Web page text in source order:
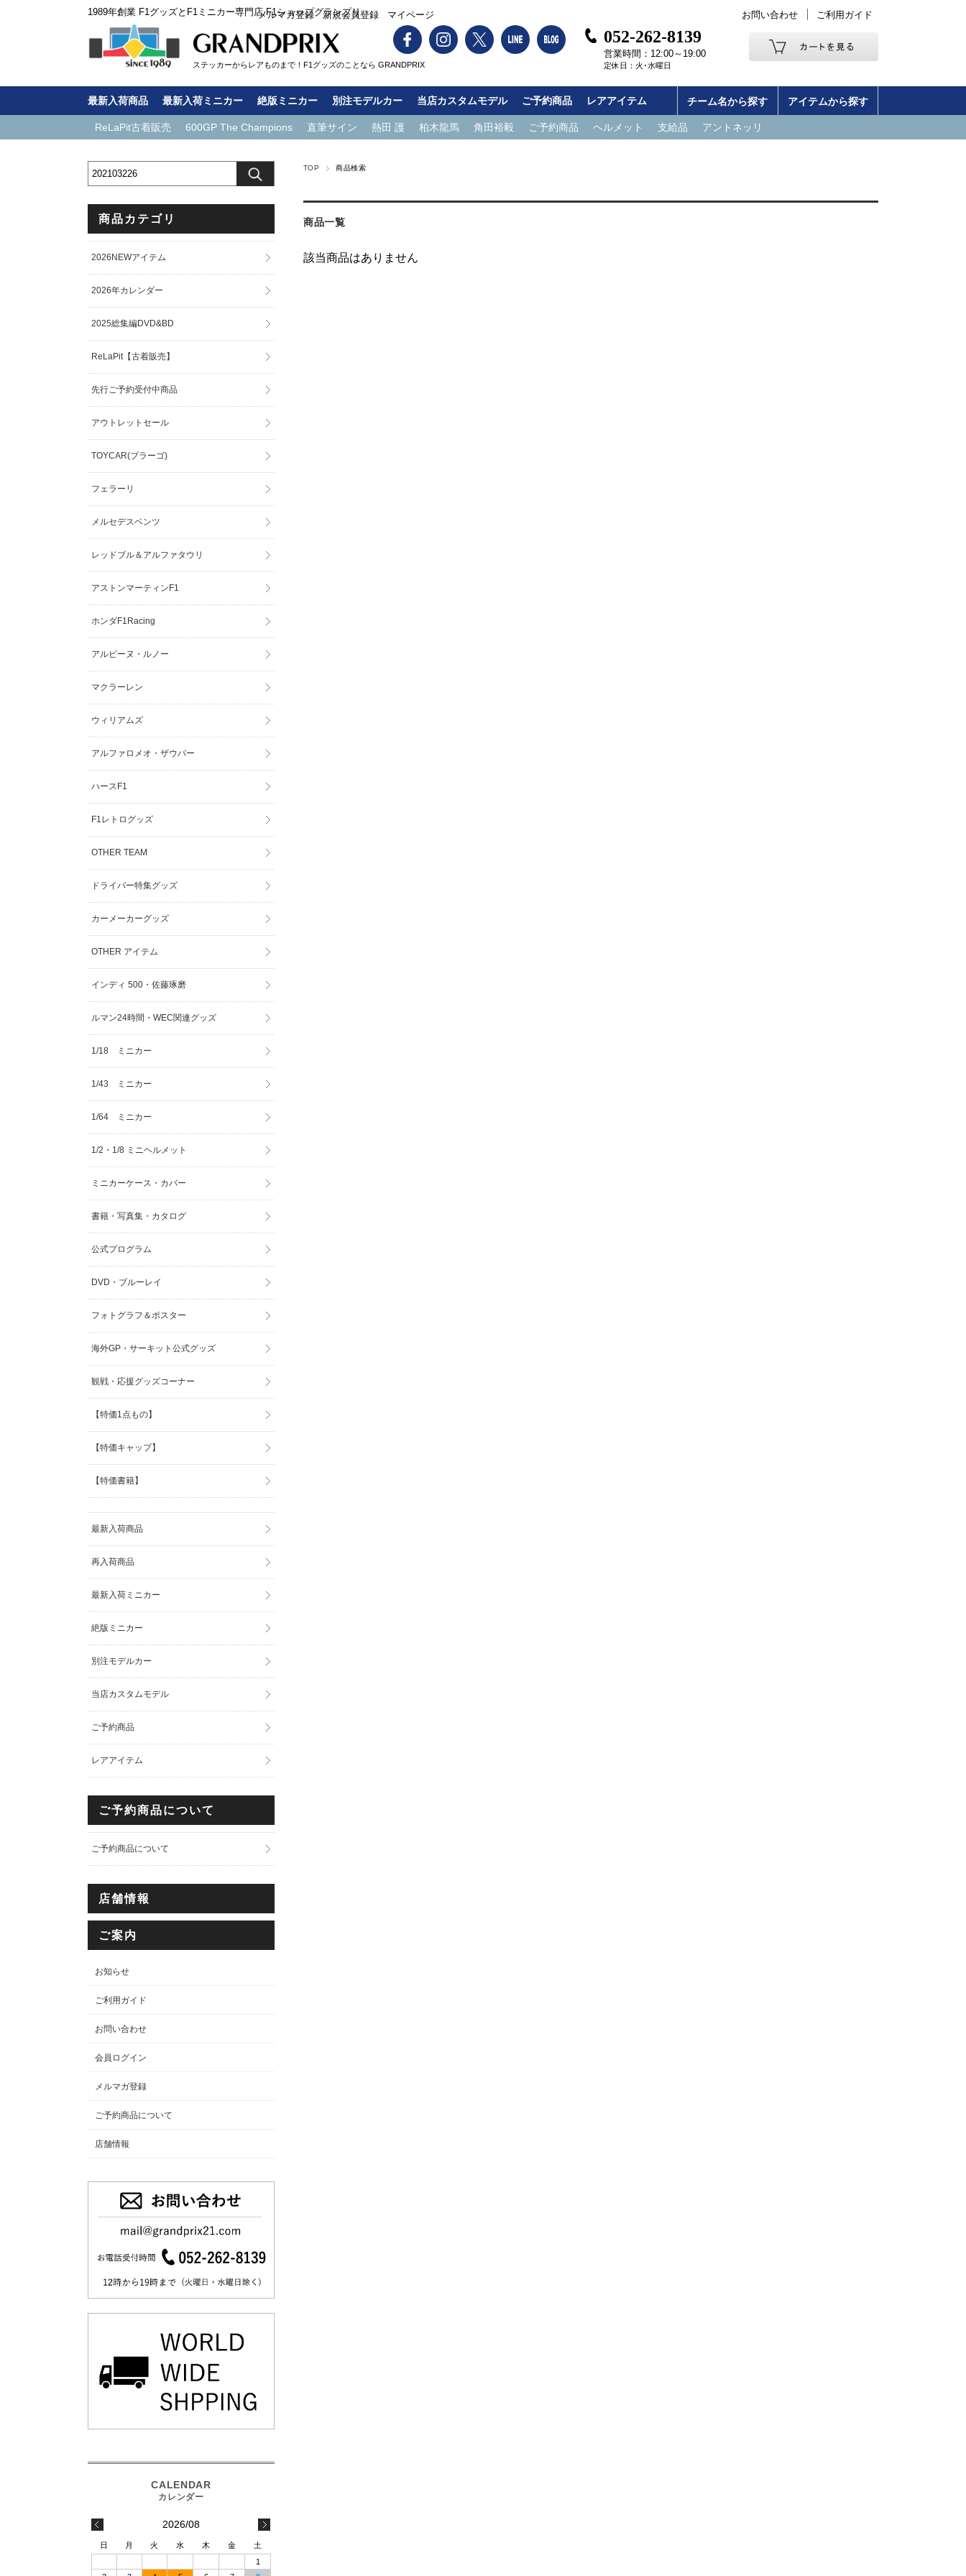
1989年創業 F1グッズとF1ミニカー専門店 F1ショップグランプリ
ステッカーからレアものまで！F1グッズのことなら GRANDPRIX
メルマガ登録 新規会員登録 マイページ お問い合わせ ご利用ガイド
052-262-8139
営業時間：12:00～19:00
定休日：火･水曜日
最新入荷商品 最新入荷ミニカー 絶版ミニカー 別注モデルカー 当店カスタムモデル ご予約商品 レアアイテム チーム名から探す アイテムから探す
ReLaPit古着販売 600GP The Champions 直筆サイン 熱田 護 柏木龍馬 角田裕毅 ご予約商品 ヘルメット 支給品 アントネッリ
TOP 商品検索
商品一覧
該当商品はありません
商品カテゴリ
2026NEWアイテム
2026年カレンダー
2025総集編DVD&BD
ReLaPit【古着販売】
先行ご予約受付中商品
アウトレットセール
TOYCAR(ブラーゴ)
フェラーリ
メルセデスベンツ
レッドブル＆アルファタウリ
アストンマーティンF1
ホンダF1Racing
アルピーヌ・ルノー
マクラーレン
ウィリアムズ
アルファロメオ・ザウバー
ハースF1
F1レトログッズ
OTHER TEAM
ドライバー特集グッズ
カーメーカーグッズ
OTHER アイテム
インディ 500・佐藤琢磨
ルマン24時間・WEC関連グッズ
1/18 ミニカー
1/43 ミニカー
1/64 ミニカー
1/2・1/8 ミニヘルメット
ミニカーケース・カバー
書籍・写真集・カタログ
公式プログラム
DVD・ブルーレイ
フォトグラフ＆ポスター
海外GP・サーキット公式グッズ
観戦・応援グッズコーナー
【特価1点もの】
【特価キャップ】
【特価書籍】
最新入荷商品
再入荷商品
最新入荷ミニカー
絶版ミニカー
別注モデルカー
当店カスタムモデル
ご予約商品
レアアイテム
ご予約商品について
ご予約商品について
店舗情報
ご案内
お知らせ
ご利用ガイド
お問い合わせ
会員ログイン
メルマガ登録
ご予約商品について
店舗情報
2026/08
日 月 火 水 木 金
土
1